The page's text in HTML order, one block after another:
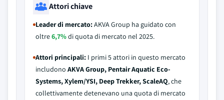
Attori chiave
Leader di mercato:AKVA Group ha guidato con
oltre6,7%di quota di mercato nel 2025.
Attori principali: I primi 5 attori in questo mercato
includono AKVA Group, Pentair Aquatic Eco-
Systems, Xylem/YSI, Deep Trekker, ScaleAQ, che
collettivamente detenevano una quota di mercato